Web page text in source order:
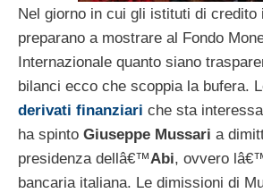
Nel giorno in cui gli istituti di credito
preparano a mostrare al Fondo
Internazionale quanto siano
bilanci ecco che scoppia la bufera.
derivati finanziari che sta
ha spinto Giuseppe Mussari a
presidenza dellâ€™Abi, ovvero
bancaria italiana. Le dimissioni di